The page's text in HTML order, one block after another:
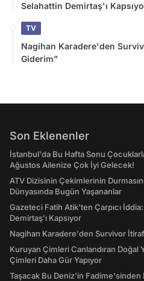
Selahattin Demirtaş'ı
TV
Nagihan Karadere'den
Giderim"
Son Eklenenler
İstanbul'da Bu Hafta Sonu
Ağustos Ailenize Çok İyi Gelecek!
ATV Dizisinin Çekimlerinin
Dünyasında Bugün Yaşananlar
Gazeteci Fatih Atik'ten Çarpıcı
Demirtaş'ı Kapsıyor
Nagihan Karadere'den Survivor
Kuruyan Çimleri Canlandıran Doğal
Çimleri Daha Gür Yapıyor
Taşacak Bu Deniz'in